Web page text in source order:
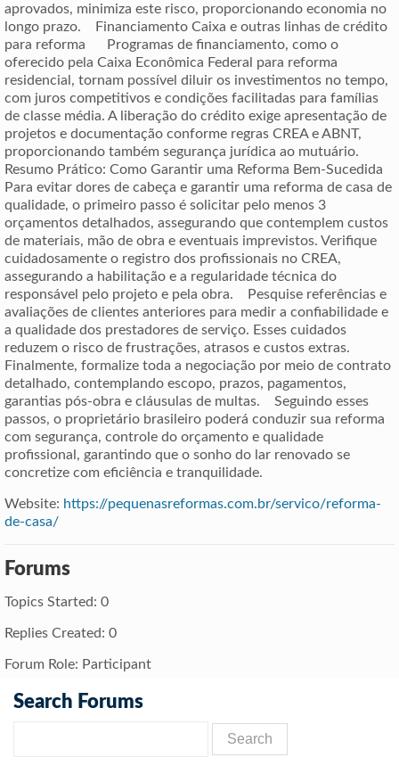
aprovados, minimiza este risco, proporcionando economia no
longo prazo. Financiamento Caixa e outras linhas de crédito
para reforma Programas de financiamento, como o
oferecido pela Caixa Econômica Federal para reforma
residencial, tornam possível diluir os investimentos no tempo,
com juros competitivos e condições facilitadas para famílias
de classe média. A liberação do crédito exige apresentação de
projetos e documentação conforme regras CREA e ABNT,
proporcionando também segurança jurídica ao mutuário.
Resumo Prático: Como Garantir uma Reforma Bem-Sucedida
Para evitar dores de cabeça e garantir uma reforma de casa de
qualidade, o primeiro passo é solicitar pelo menos 3
orçamentos detalhados, assegurando que contemplem custos
de materiais, mão de obra e eventuais imprevistos. Verifique
cuidadosamente o registro dos profissionais no CREA,
assegurando a habilitação e a regularidade técnica do
responsável pelo projeto e pela obra. Pesquise referências e
avaliações de clientes anteriores para medir a confiabilidade e
a qualidade dos prestadores de serviço. Esses cuidados
reduzem o risco de frustrações, atrasos e custos extras.
Finalmente, formalize toda a negociação por meio de contrato
detalhado, contemplando escopo, prazos, pagamentos,
garantias pós-obra e cláusulas de multas. Seguindo esses
passos, o proprietário brasileiro poderá conduzir sua reforma
com segurança, controle do orçamento e qualidade
profissional, garantindo que o sonho do lar renovado se
concretize com eficiência e tranquilidade.
Website: https://pequenasreformas.com.br/servico/reforma-
de-casa/
Forums
Topics Started: 0
Replies Created: 0
Forum Role: Participant
Search Forums